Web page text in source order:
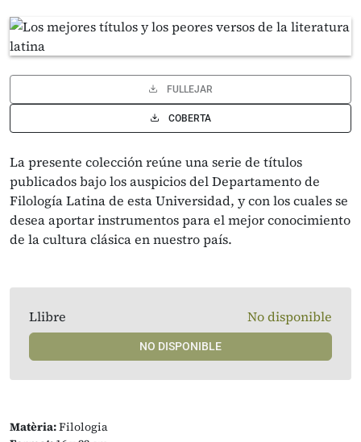
FULLEJAR
COBERTA
La presente colección reúne una serie de títulos
publicados bajo los auspicios del Departamento de
Filología Latina de esta Universidad, y con los cuales se
desea aportar instrumentos para el mejor conocimiento
de la cultura clásica en nuestro país.
Matèria:Filologia
Llibre No disponible
NO DISPONIBLE